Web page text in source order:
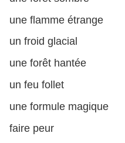
une flamme étrange
un froid glacial
une forêt hantée
un feu follet
une formule magique
faire peur